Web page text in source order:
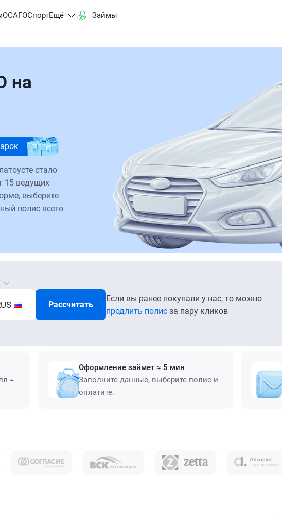
ОСАГОСпортЕщё Займы
на
стало
15 ведущих
выберите
полис всего
Рассчитать
Если вы ранее покупали у нас, то можно
продлить полис за пару кликов
=
Оформление займет ≈ 5 мин
Заполните данные, выберите полис и
оплатите.